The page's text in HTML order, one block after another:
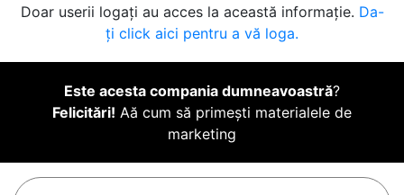
Doar userii logați au acces la această informație. Da-
ți click aici pentru a vă loga.
Este acesta compania dumneavoastră?
Felicitări! Aă cum să primești materialele de
marketing